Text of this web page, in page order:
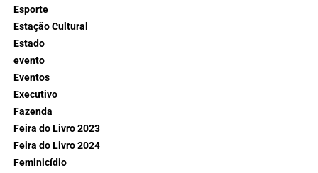
Esporte
Estação Cultural
Estado
evento
Eventos
Executivo
Fazenda
Feira do Livro 2023
Feira do Livro 2024
Feminicídio